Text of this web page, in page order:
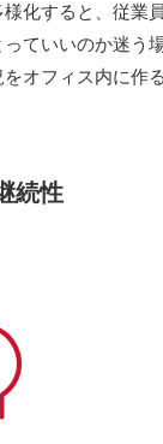
化すると、従業
ていいのか迷う
オフィス内に作
続性